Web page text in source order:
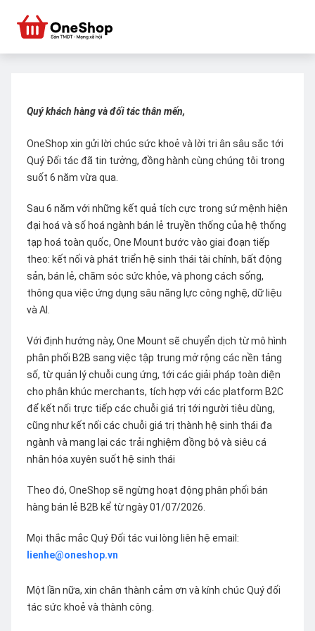
Quý khách hàng và đối tác thân mến,
OneShop xin gửi lời chúc sức khoẻ và lời tri ân sâu sắc tới
Quý Đối tác đã tin tưởng, đồng hành cùng chúng tôi trong
suốt 6 năm vừa qua.
Sau 6 năm với những kết quả tích cực trong sứ mệnh hiện
đại hoá và số hoá ngành bán lẻ truyền thống của hệ thống
tạp hoá toàn quốc, One Mount bước vào giai đoạn tiếp
theo: kết nối và phát triển hệ sinh thái tài chính, bất động
sản, bán lẻ, chăm sóc sức khỏe, và phong cách sống,
thông qua việc ứng dụng sâu năng lực công nghệ, dữ liệu
và AI.
Với định hướng này, One Mount sẽ chuyển dịch từ mô hình
phân phối B2B sang việc tập trung mở rộng các nền tảng
số, từ quản lý chuỗi cung ứng, tới các giải pháp toàn diện
cho phân khúc merchants, tích hợp với các platform B2C
để kết nối trực tiếp các chuỗi giá trị tới người tiêu dùng,
cũng như kết nối các chuỗi giá trị thành hệ sinh thái đa
ngành và mang lại các trải nghiệm đồng bộ và siêu cá
nhân hóa xuyên suốt hệ sinh thái
Theo đó, OneShop sẽ ngừng hoạt động phân phối bán
hàng bán lẻ B2B kể từ ngày 01/07/2026.
Mọi thắc mắc Quý Đối tác vui lòng liên hệ email:
lienhe@oneshop.vn
Một lần nữa, xin chân thành cảm ơn và kính chúc Quý đối
tác sức khoẻ và thành công.